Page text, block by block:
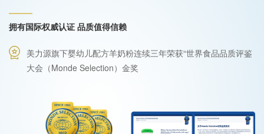
拥有国际权威认证 品质值得信赖
美力源旗下婴幼儿配方羊奶粉连续三年荣获“世界食品品质评鉴
大会（Monde Selection）金奖